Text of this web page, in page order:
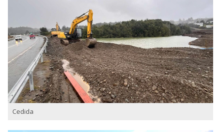
Cedida